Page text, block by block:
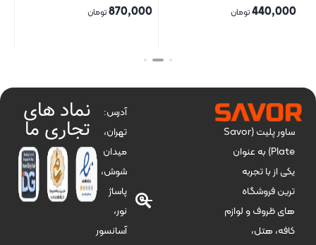
440,000تومان 870,000تومان
بستن
ساور پلیت (Savor
Plate) به عنوان
یکی از با تجربه
ترین فروشگاه
های ظروف و لوازم
کافه، هتل،
آدرس:
تهران،
میدان
شوش،
پاساژ
نور،
آسانسور
نماد های
تجاری ما